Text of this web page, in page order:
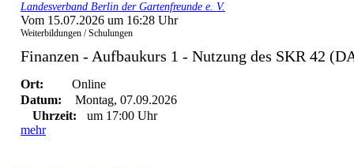
Landesverband Berlin der Gartenfreunde e. V.
Vom 15.07.2026 um 16:28 Uhr
Weiterbildungen / Schulungen
Finanzen - Aufbaukurs 1 - Nutzung des SKR 42
Ort:
Online
Datum:
Montag, 07.09.2026
Uhrzeit:
um 17:00 Uhr
mehr